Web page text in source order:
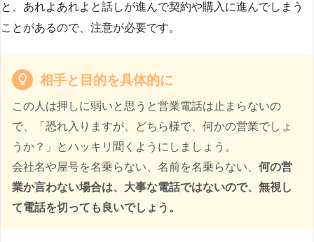
と、あれよあれよと話しが進んで契約や購入に進んでしまう
ことがあるので、注意が必要です。
相手と目的を具体的に
この人は押しに弱いと思うと営業電話は止まらないの
で、「恐れ入りますが、どちら様で、何かの営業でしょ
うか？」とハッキリ聞くようにしましょう。
会社名や屋号を名乗らない、名前を名乗らない、 何の営
業か言わない場合は、大事な電話ではないので、無視し
て電話を切っても良いでしょう。